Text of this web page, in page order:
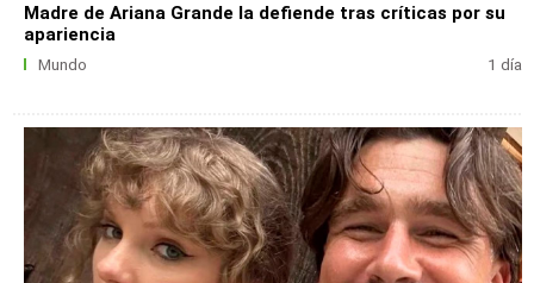
Madre de Ariana Grande la defiende tras críticas por su
apariencia
Mundo 1 día